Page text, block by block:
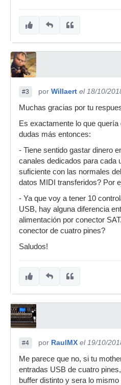
#3 por Willaert el 18/10/
Muchas gracias por tu
Es exactamente lo que
dudas más entonces:
- Tiene sentido gastar dinero
canales dedicados para cada
suficiente con las normales
datos MIDI transferidos? Por
- Ya que voy a tener 10
USB, hay alguna diferencia
alimentación por conector
conector de cuatro pines?
Saludos!
#4 por RaulMX el 19/10/
Me parece que no, si tu
entradas USB de cuatro
buffer distinto y sera lo